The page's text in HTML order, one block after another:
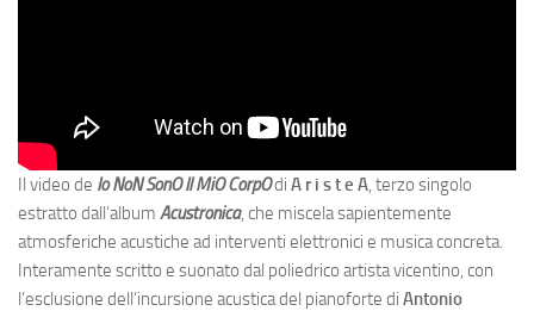
Il video de Io NoN SonO Il MiO CorpOdi A r i s t e A, terzo singolo
estratto dall’album Acustronica, che miscela sapientemente
atmosferiche acustiche ad interventi elettronici e musica concreta.
Interamente scritto e suonato dal poliedrico artista vicentino, con
l’esclusione dell’incursione acustica del pianoforte di Antonio